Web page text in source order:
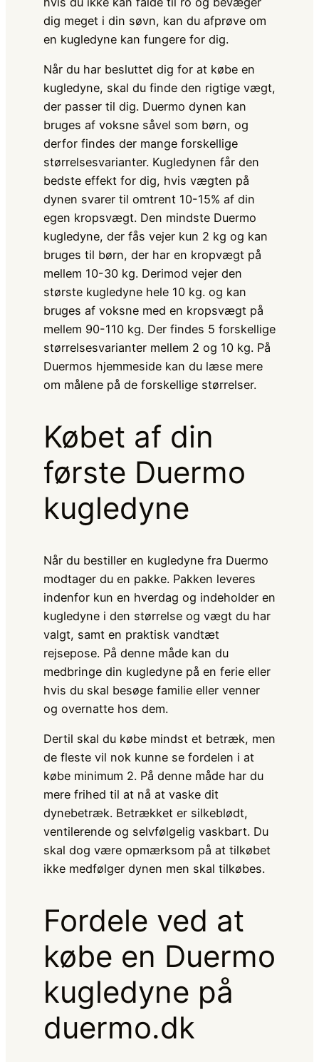
dig meget i din søvn, kan du afprøve om
en kugledyne kan fungere for dig.
Når du har besluttet dig for at købe en
kugledyne, skal du finde den rigtige vægt,
der passer til dig. Duermo dynen kan
bruges af voksne såvel som børn, og
derfor findes der mange forskellige
størrelsesvarianter. Kugledynen får den
bedste effekt for dig, hvis vægten på
dynen svarer til omtrent 10-15% af din
egen kropsvægt. Den mindste Duermo
kugledyne, der fås vejer kun 2 kg og kan
bruges til børn, der har en kropvægt på
mellem 10-30 kg. Derimod vejer den
største kugledyne hele 10 kg. og kan
bruges af voksne med en kropsvægt på
mellem 90-110 kg. Der findes 5 forskellige
størrelsesvarianter mellem 2 og 10 kg. På
Duermos hjemmeside kan du læse mere
om målene på de forskellige størrelser.
Købet af din
første Duermo
kugledyne
Når du bestiller en kugledyne fra Duermo
modtager du en pakke. Pakken leveres
indenfor kun en hverdag og indeholder en
kugledyne i den størrelse og vægt du har
valgt, samt en praktisk vandtæt
rejsepose. På denne måde kan du
medbringe din kugledyne på en ferie eller
hvis du skal besøge familie eller venner
og overnatte hos dem.
Dertil skal du købe mindst et betræk, men
de fleste vil nok kunne se fordelen i at
købe minimum 2. På denne måde har du
mere frihed til at nå at vaske dit
dynebetræk. Betrækket er silkeblødt,
ventilerende og selvfølgelig vaskbart. Du
skal dog være opmærksom på at tilkøbet
ikke medfølger dynen men skal tilkøbes.
Fordele ved at
købe en Duermo
kugledyne på
duermo.dk